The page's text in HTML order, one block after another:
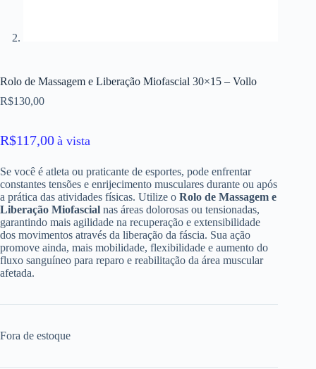
Rolo de Massagem e Liberação Miofascial 30×15 – Vollo
R$130,00
R$117,00 à vista
Se você é atleta ou praticante de esportes, pode enfrentar
constantes tensões e enrijecimento musculares durante ou após
a prática das atividades físicas. Utilize o Rolo de Massagem e
Liberação Miofascial nas áreas dolorosas ou tensionadas,
garantindo mais agilidade na recuperação e extensibilidade
dos movimentos através da liberação da fáscia. Sua ação
promove ainda, mais mobilidade, flexibilidade e aumento do
fluxo sanguíneo para reparo e reabilitação da área muscular
afetada.
Fora de estoque